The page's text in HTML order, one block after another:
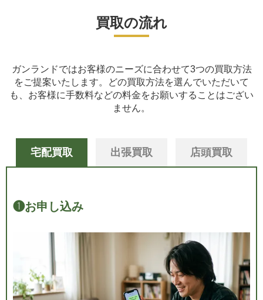
買取の流れ
ガンランドではお客様のニーズに合わせて3つの買取方法
をご提案いたします。
どの買取方法を選んでいただいて
も、お客様に手数料などの料金をお願いすることはござい
ません。
宅配買取 出張買取 店頭買取
❶お申し込み